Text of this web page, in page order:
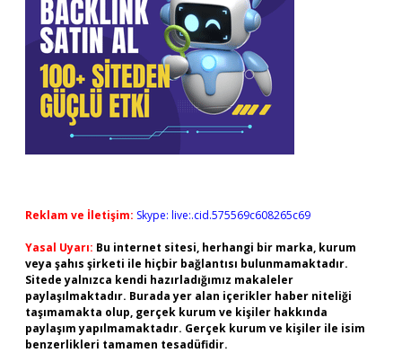
Reklam ve İletişim: Skype: live:.cid.575569c608265c69
Yasal Uyarı: Bu internet sitesi, herhangi bir marka, kurum
veya şahıs şirketi ile hiçbir bağlantısı bulunmamaktadır.
Sitede yalnızca kendi hazırladığımız makaleler
paylaşılmaktadır. Burada yer alan içerikler haber niteliği
taşımamakta olup, gerçek kurum ve kişiler hakkında
paylaşım yapılmamaktadır. Gerçek kurum ve kişiler ile isim
benzerlikleri tamamen tesadüfidir.